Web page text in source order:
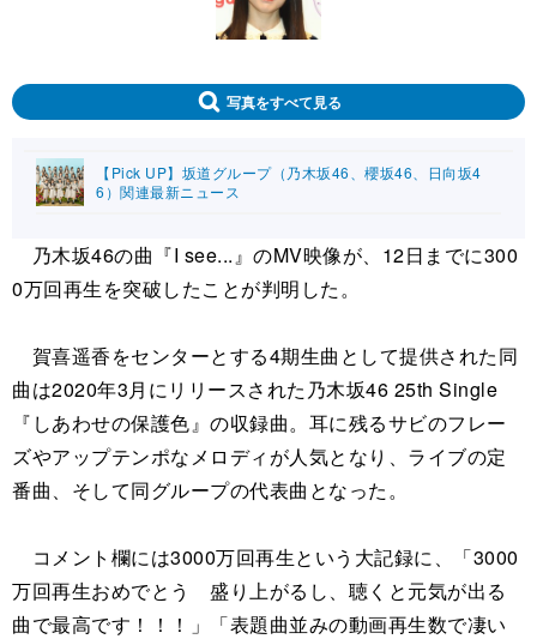
写真をすべて見る
【Pick UP】坂道グループ（乃木坂46、櫻坂46、日向坂4
6）関連最新ニュース
乃木坂46の曲『I see...』のMV映像が、12日までに300
0万回再生を突破したことが判明した。
賀喜遥香をセンターとする4期生曲として提供された同
曲は2020年3月にリリースされた乃木坂46 25th Single
『しあわせの保護色』の収録曲。耳に残るサビのフレー
ズやアップテンポなメロディが人気となり、ライブの定
番曲、そして同グループの代表曲となった。
コメント欄には3000万回再生という大記録に、「3000
万回再生おめでとう 盛り上がるし、聴くと元気が出る
曲で最高です！！！」「表題曲並みの動画再生数で凄い